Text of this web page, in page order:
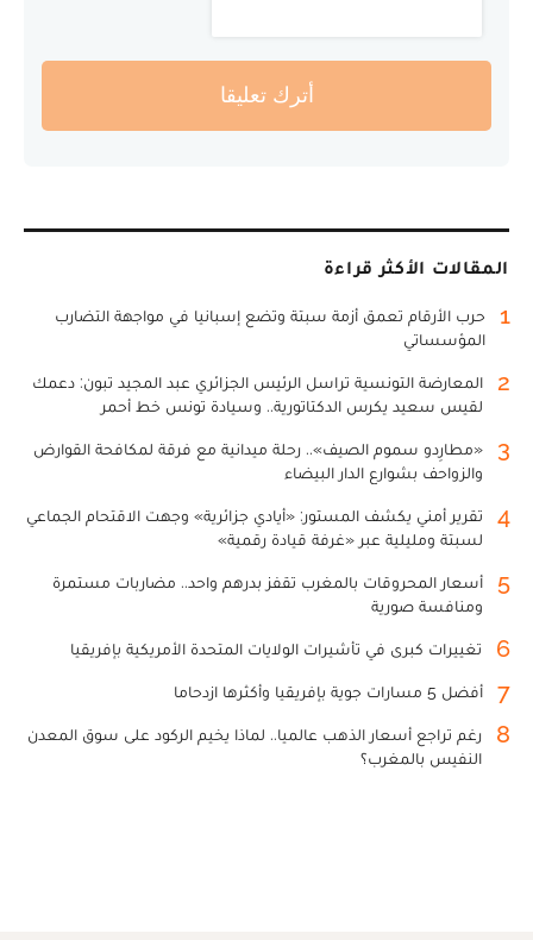
أترك تعليقا
المقالات الأكثر قراءة
1
حرب الأرقام تعمق أزمة سبتة وتضع إسبانيا في مواجهة التضارب
المؤسساتي
2
المعارضة التونسية تراسل الرئيس الجزائري عبد المجيد تبون: دعمك
لقيس سعيد يكرس الدكتاتورية.. وسيادة تونس خط أحمر
3
«مطارِدو سموم الصيف».. رحلة ميدانية مع فرقة لمكافحة القوارض
والزواحف بشوارع الدار البيضاء
4
تقرير أمني يكشف المستور: «أيادي جزائرية» وجهت الاقتحام الجماعي
لسبتة ومليلية عبر «غرفة قيادة رقمية»
5
أسعار المحروقات بالمغرب تقفز بدرهم واحد.. مضاربات مستمرة
ومنافسة صورية
6 تغييرات كبرى في تأشيرات الولايات المتحدة الأمريكية بإفريقيا
7 أفضل 5 مسارات جوية بإفريقيا وأكثرها ازدحاما
8
رغم تراجع أسعار الذهب عالميا.. لماذا يخيم الركود على سوق المعدن
النفيس بالمغرب؟